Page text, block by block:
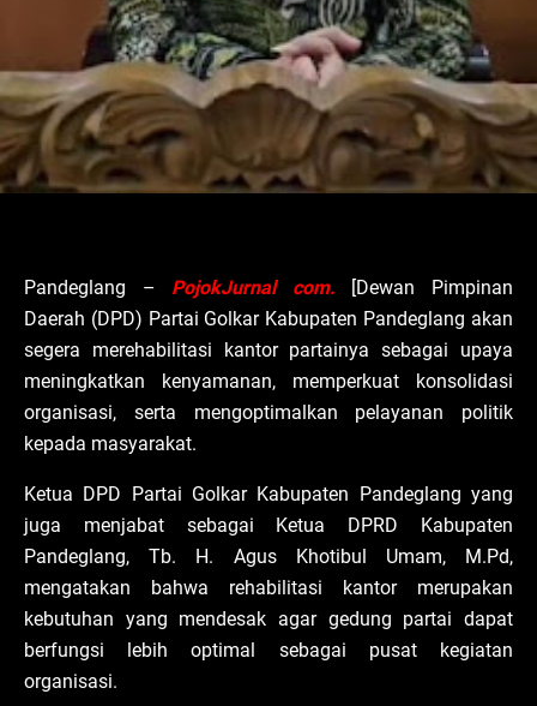
Pandeglang – PojokJurnal com. [Dewan Pimpinan
Daerah (DPD) Partai Golkar Kabupaten Pandeglang akan
segera merehabilitasi kantor partainya sebagai upaya
meningkatkan kenyamanan, memperkuat konsolidasi
organisasi, serta mengoptimalkan pelayanan politik
kepada masyarakat.
Ketua DPD Partai Golkar Kabupaten Pandeglang yang
juga menjabat sebagai Ketua DPRD Kabupaten
Pandeglang, Tb. H. Agus Khotibul Umam, M.Pd,
mengatakan bahwa rehabilitasi kantor merupakan
kebutuhan yang mendesak agar gedung partai dapat
berfungsi lebih optimal sebagai pusat kegiatan
organisasi.